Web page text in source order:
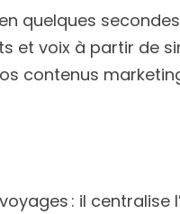
quelques secondes
et voix à partir de
contenus
: il centralise